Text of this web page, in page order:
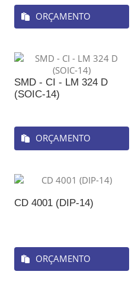
ORÇAMENTO
SMD - CI - LM 324 D
(SOIC-14)
ORÇAMENTO
CD 4001 (DIP-14)
ORÇAMENTO